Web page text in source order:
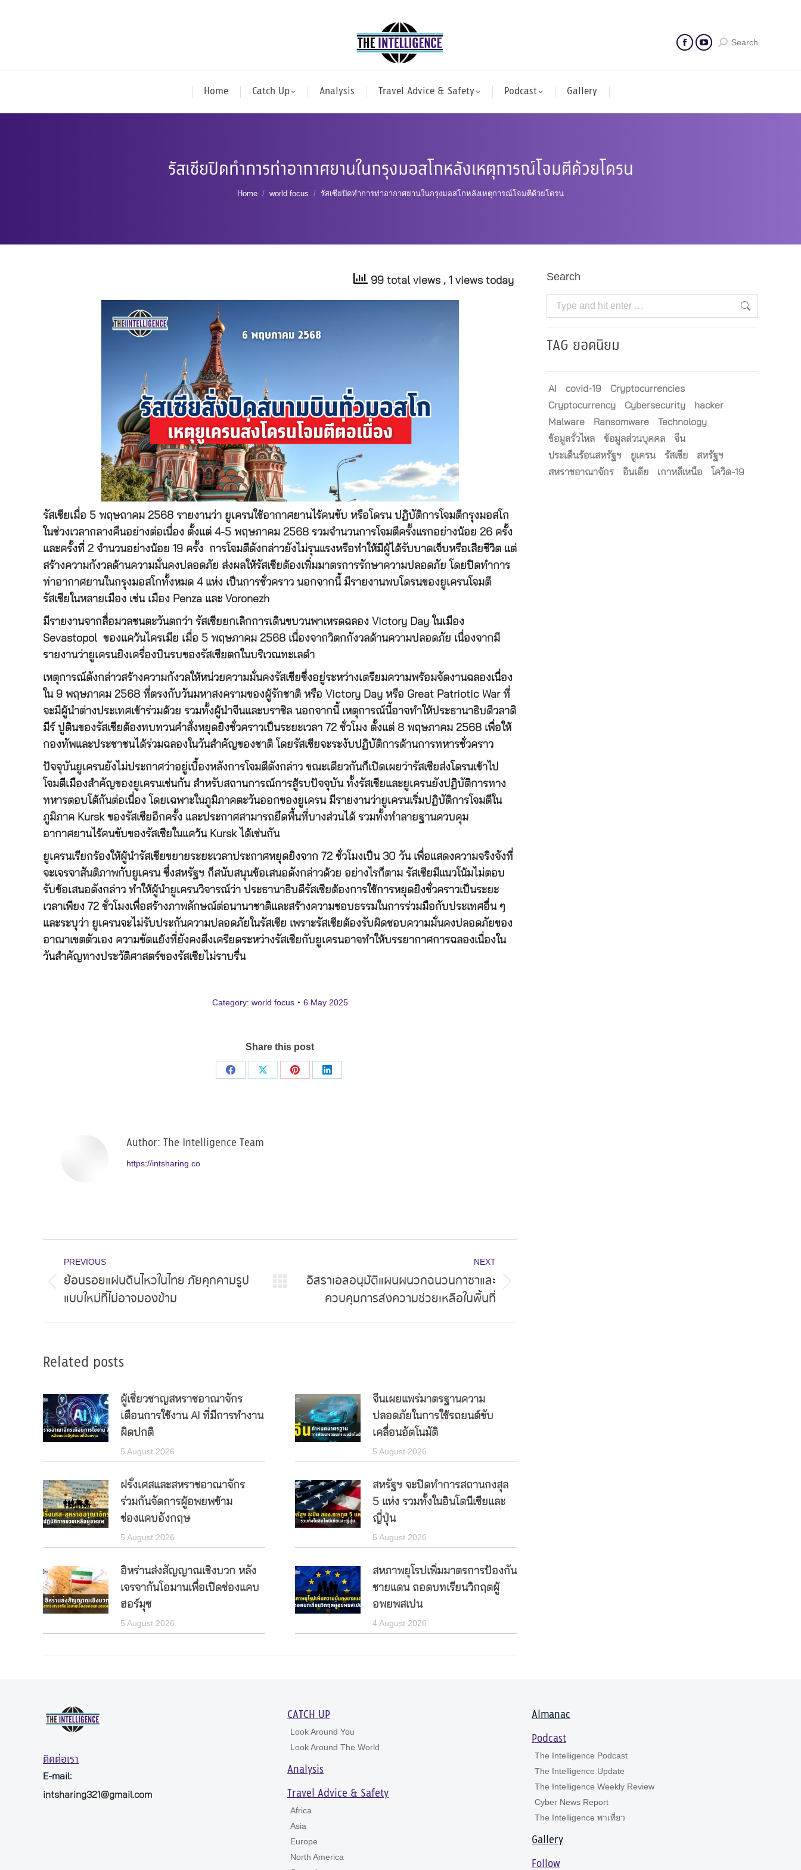
Search
Home Catch Up Analysis Travel Advice & Safety Podcast Gallery
รัสเซียปิดทำการท่าอากาศยานในกรุงมอสโกหลังเหตุการณ์โจมตีด้วยโดรน
You are here:
Home world focus รัสเซียปิดทำการท่าอากาศยานในกรุงมอสโกหลังเหตุการณ์โจมตีด้วยโดรน
99 total views , 1 views today
รัสเซียเมื่อ 5 พฤษถาคม 2568 รายงานว่า ยูเครนใช้อากาศยานไร้คนขับ หรือโดรน ปฏิบัติการโจมตีกรุงมอสโก
ในช่วงเวลากลางคืนอย่างต่อเนื่อง ตั้งแต่ 4-5 พฤษภาคม 2568 รวมจำนวนการโจมตีครั้งแรกอย่างน้อย 26 ครั้ง
และครั้งที่ 2 จำนวนอย่างน้อย 19 ครั้ง การโจมตีดังกล่าวยังไม่รุนแรงหรือทำให้มีผู้ได้รับบาดเจ็บหรือเสียชีวิต แต่
สร้างความกังวลด้านความมั่นคงปลอดภัย ส่งผลให้รัสเซียต้องเพิ่มมาตรการรักษาความปลอดภัย โดยปิดทำการ
ท่าอากาศยานในกรุงมอสโกทั้งหมด 4 แห่ง เป็นการชั่วคราว นอกจากนี้ มีรายงานพบโดรนของยูเครนโจมตี
รัสเซียในหลายเมือง เช่น เมือง Penza และ Voronezh
มีรายงานจากสื่อมวลชนตะวันตกว่า รัสเซียยกเลิกการเดินขบวนพาเหรดฉลอง Victory Day ในเมือง
Sevastopol ของแคว้นไครเมีย เมื่อ 5 พฤษภาคม 2568 เนื่องจากวิตกกังวลด้านความปลอดภัย เนื่องจากมี
รายงานว่ายูเครนยิงเครื่องบินรบของรัสเซียตกในบริเวณทะเลดำ
เหตุการณ์ดังกล่าวสร้างความกังวลให้หน่วยความมั่นคงรัสเซียซึ่งอยู่ระหว่างเตรียมความพร้อมจัดงานฉลองเนื่อง
ใน 9 พฤษภาคม 2568 ที่ตรงกับวันมหาสงครามของผู้รักชาติ หรือ Victory Day หรือ Great Patriotic War ที่
จะมีผู้นำต่างประเทศเข้าร่วมด้วย รวมทั้งผู้นำจีนและบราซิล นอกจากนี้ เหตุการณ์นี้อาจทำให้ประธานาธิบดีวลาดิ
มีร์ ปูตินของรัสเซียต้องทบทวนคำสั่งหยุดยิงชั่วคราวเป็นระยะเวลา 72 ชั่วโมง ตั้งแต่ 8 พฤษภาคม 2568 เพื่อให้
กองทัพและประชาชนได้ร่วมฉลองในวันสำคัญของชาติ โดยรัสเซียจะระงับปฏิบัติการด้านการทหารชั่วคราว
ปัจจุบันยูเครนยังไม่ประกาศว่าอยู่เบื้องหลังการโจมตีดังกล่าว ขณะเดียวกันก็เปิดเผยว่ารัสเซียส่งโดรนเข้าไป
โจมตีเมืองสำคัญของยูเครนเช่นกัน สำหรับสถานการณ์การสู้รบปัจจุบัน ทั้งรัสเซียและยูเครนยังปฏิบัติการทาง
ทหารตอบโต้กันต่อเนื่อง โดยเฉพาะในภูมิภาคตะวันออกของยูเครน มีรายงานว่ายูเครนเริ่มปฏิบัติการโจมตีใน
ภูมิภาค Kursk ของรัสเซียอีกครั้ง และประกาศสามารถยึดพื้นที่บางส่วนได้ รวมทั้งทำลายฐานควบคุม
อากาศยานไร้คนขับของรัสเซียในแคว้น Kursk ได้เช่นกัน
ยูเครนเรียกร้องให้ผู้นำรัสเซียขยายระยะเวลาประกาศหยุดยิงจาก 72 ชั่วโมงเป็น 30 วัน เพื่อแสดงความจริงจังที่
จะเจรจาสันติภาพกับยูเครน ซึ่งสหรัฐฯ ก็สนับสนุนข้อเสนอดังกล่าวด้วย อย่างไรก็ตาม รัสเซียมีแนวโน้มไม่ตอบ
รับข้อเสนอดังกล่าว ทำให้ผู้นำยูเครนวิจารณ์ว่า ประธานาธิบดีรัสเซียต้องการใช้การหยุดยิงชั่วคราวเป็นระยะ
เวลาเพียง 72 ชั่วโมงเพื่อสร้างภาพลักษณ์ต่อนานาชาติและสร้างความชอบธรรมในการร่วมมือกับประเทศอื่น ๆ
และระบุว่า ยูเครนจะไม่รับประกันความปลอดภัยในรัสเซีย เพราะรัสเซียต้องรับผิดชอบความมั่นคงปลอดภัยของ
อาณาเขตตัวเอง ความขัดแย้งที่ยังคงตึงเครียดระหว่างรัสเซียกับยูเครนอาจทำให้บรรยากาศการฉลองเนื่องใน
วันสำคัญทางประวัติศาสตร์ของรัสเซียไม่ราบรื่น
Category: world focus 6 May 2025
Share this post
Share
Share
Share
Share
Author: The Intelligence Team
https://intsharing.co
navigation
PREVIOUS
Previous
post:
ย้อนรอยแผ่นดินไหวในไทย ภัยคุกคามรูป
แบบใหม่ที่ไม่อาจมองข้าม
NEXT
post:
อิสราเอลอนุมัติแผนผนวกฉนวนกาซาและ
ควบคุมการส่งความช่วยเหลือในพื้นที่
Related posts
ผู้เชี่ยวชาญสหราชอาณาจักร
เตือนการใช้งาน AI ที่มีการทำงาน
ผิดปกติ
5 August 2026
จีนเผยแพร่มาตรฐานความ
ปลอดภัยในการใช้รถยนต์ขับ
เคลื่อนอัตโนมัติ
5 August 2026
ฝรั่งเศสและสหราชอาณาจักร
ร่วมกันจัดการผู้อพยพข้าม
ช่องแคบอังกฤษ
5 August 2026
สหรัฐฯ จะปิดทำการสถานกงสุล
5 แห่ง รวมทั้งในอินโดนีเซียและ
ญี่ปุ่น
5 August 2026
อิหร่านส่งสัญญาณเชิงบวก หลัง
เจรจากันโอมานเพื่อเปิดช่องแคบ
ฮอร์มุซ
5 August 2026
สหภาพยุโรปเพิ่มมาตรการป้องกัน
ชายแดน ถอดบทเรียนวิกฤตผู้
อพยพสเปน
4 August 2026
Search
Search:
TAG ยอดนิยม
AI covid-19
Cryptocurrencies
Cryptocurrency
Cybersecurity
hacker
Malware
Ransomware
Technology
ข้อมูลรั่วไหล
ข้อมูลส่วนบุคคล
จีน
ประเด็นร้อนสหรัฐฯ
ยูเครน รัสเซีย
สหรัฐฯ
สหราชอาณาจักร
อินเดีย เกาหลีเหนือ โควิด-19
ติดต่อเรา
E-mail:
intsharing321@gmail.com
CATCH UP
Look Around You
Look Around The World
Analysis
Travel Advice & Safety
Africa
Asia
Europe
North America
Almanac
Podcast
The Intelligence Podcast
The Intelligence Update
The Intelligence Weekly Review
Cyber News Report
The Intelligence พาเที่ยว
Gallery
Follow